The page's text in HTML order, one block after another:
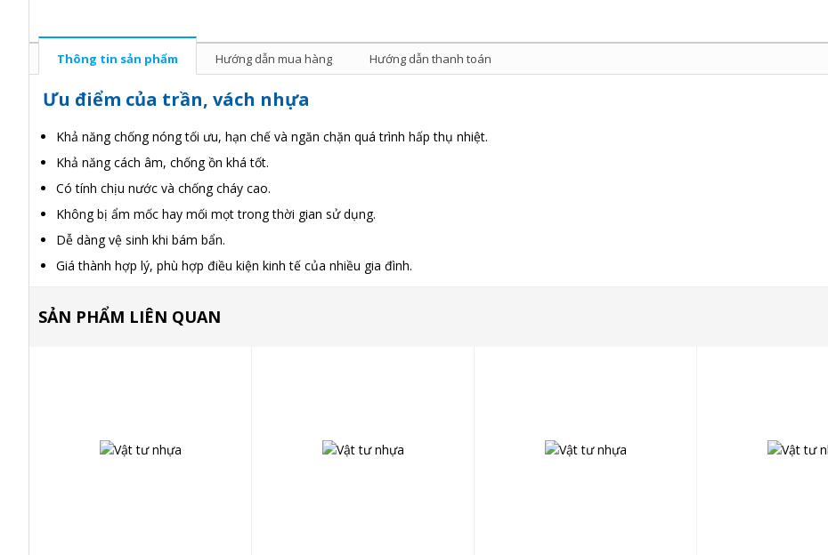
Thông tin sản phẩm Hướng dẫn mua hàng Hướng dẫn thanh toán
Ưu điểm của trần, vách nhựa
Khả năng chống nóng tối ưu, hạn chế và ngăn chặn quá trình hấp thụ nhiệt.
Khả năng cách âm, chống ồn khá tốt.
Có tính chịu nước và chống cháy cao.
Không bị ẩm mốc hay mối mọt trong thời gian sử dụng.
Dễ dàng vệ sinh khi bám bẩn.
Giá thành hợp lý, phù hợp điều kiện kinh tế của nhiều gia đình.
SẢN PHẨM LIÊN QUAN